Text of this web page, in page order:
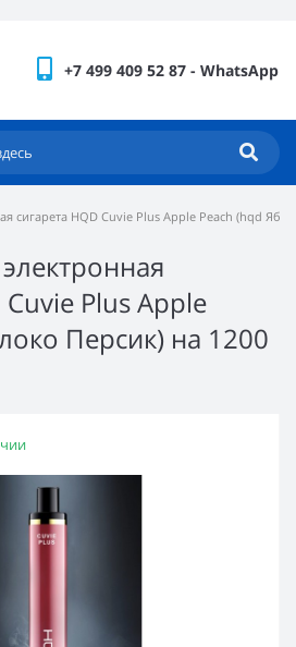
+7 499 409 52 87 - WhatsApp
сигарета HQD Cuvie Plus Apple Peach (hqd
Cuvie Plus Apple
Персик) на 1200